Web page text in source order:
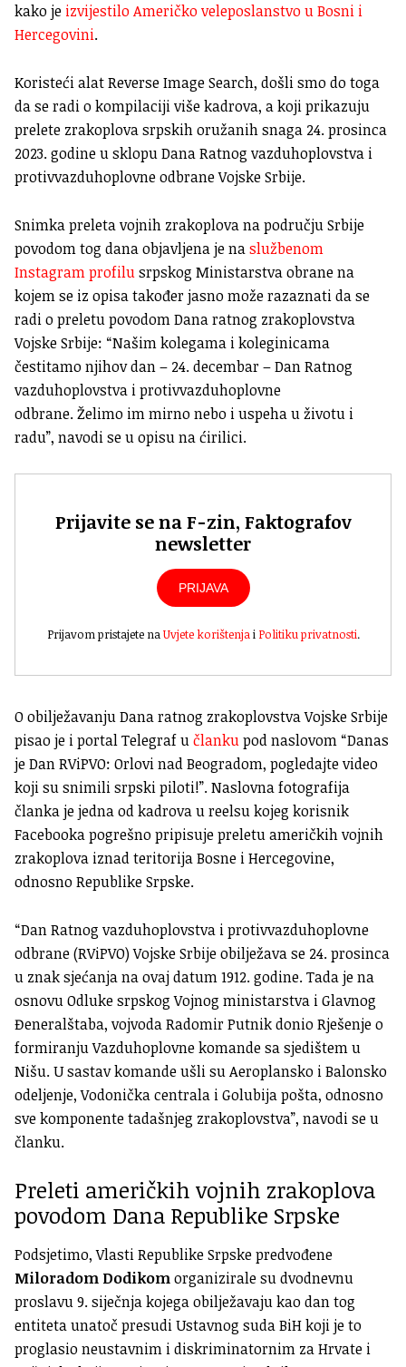
kako je izvijestilo Američko veleposlanstvo u Bosni i
Hercegovini.
Koristeći alat Reverse Image Search, došli smo do toga
da se radi o kompilaciji više kadrova, a koji prikazuju
prelete zrakoplova srpskih oružanih snaga 24. prosinca
2023. godine u sklopu Dana Ratnog vazduhoplovstva i
protivvazduhoplovne odbrane Vojske Srbije.
Snimka preleta vojnih zrakoplova na području Srbije
povodom tog dana objavljena je naslužbenom
Instagram profilusrpskog Ministarstva obrane na
kojem se iz opisa također jasno može razaznati da se
radi o preletu povodom Dana ratnog zrakoplovstva
Vojske Srbije: “Našim kolegama i koleginicama
čestitamo njihov dan – 24. decembar – Dan Ratnog
vazduhoplovstva i protivvazduhoplovne
odbrane. Želimo im mirno nebo i uspeha u životu i
radu”, navodi se u opisu na ćirilici.
Prijavite se na F-zin, Faktografov
newsletter
PRIJAVA
Prijavom pristajete naUvjete korištenjai Politiku privatnosti.
O obilježavanju Dana ratnog zrakoplovstva Vojske Srbije
pisao je i portal Telegraf učlankupod naslovom “Danas
je Dan RViPVO: Orlovi nad Beogradom, pogledajte video
koji su snimili srpski piloti!”. Naslovna fotografija
članka je jedna od kadrova u reelsu kojeg korisnik
Facebooka pogrešno pripisuje preletu američkih vojnih
zrakoplova iznad teritorija Bosne i Hercegovine,
odnosno Republike Srpske.
“Dan Ratnog vazduhoplovstva i protivvazduhoplovne
odbrane (RViPVO) Vojske Srbije obilježava se 24. prosinca
u znak sjećanja na ovaj datum 1912. godine. Tada je na
osnovu Odluke srpskog Vojnog ministarstva i Glavnog
Đeneralštaba, vojvoda Radomir Putnik donio Rješenje o
formiranju Vazduhoplovne komande sa sjedištem u
Nišu. U sastav komande ušli su Aeroplansko i Balonsko
odeljenje, Vodonička centrala i Golubija pošta, odnosno
sve komponente tadašnjeg zrakoplovstva”, navodi se u
članku.
Preleti američkih vojnih zrakoplova
povodom Dana Republike Srpske
Podsjetimo, Vlasti Republike Srpske predvođene
Miloradom Dodikomorganizirale su dvodnevnu
proslavu 9. siječnja kojega obilježavaju kao dan tog
entiteta unatoč presudi Ustavnog suda BiH koji je to
proglasio neustavnim i diskriminatornim za Hrvate i